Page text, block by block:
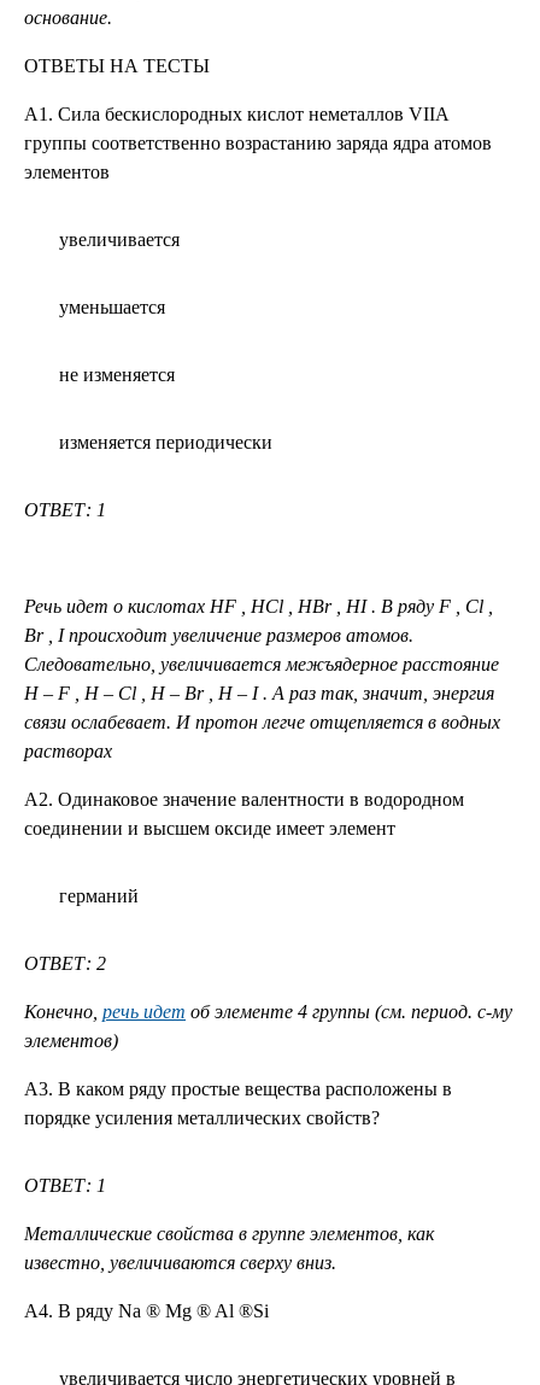
основание.
ОТВЕТЫ НА ТЕСТЫ
А1. Сила бескислородных кислот неметаллов VIIА
группы соответственно возрастанию заряда ядра атомов
элементов
увеличивается
уменьшается
не изменяется
изменяется периодически
ОТВЕТ: 1
Речь идет о кислотах HF HCl HBr HI. В ряду F Cl
Br
Iпроисходит увеличение размеров атомов.
Следовательно, увеличивается межъядерное расстояние
H– F H– Cl H– Br H– I. А раз так, значит, энергия
связи ослабевает. И протон легче отщепляется в водных
растворах
А2. Одинаковое значение валентности в водородном
соединении и высшем оксиде имеет элемент
германий
ОТВЕТ: 2
Конечно, речь идет об элементе 4 группы (см. период. с-му
элементов)
А3. В каком ряду простые вещества расположены в
порядке усиления металлических свойств?
ОТВЕТ: 1
Металлические свойства в группе элементов, как
известно, увеличиваются сверху вниз.
А4. B ряду Na ® Mg ® Al ®Si
увеличивается число энергетических уровней в